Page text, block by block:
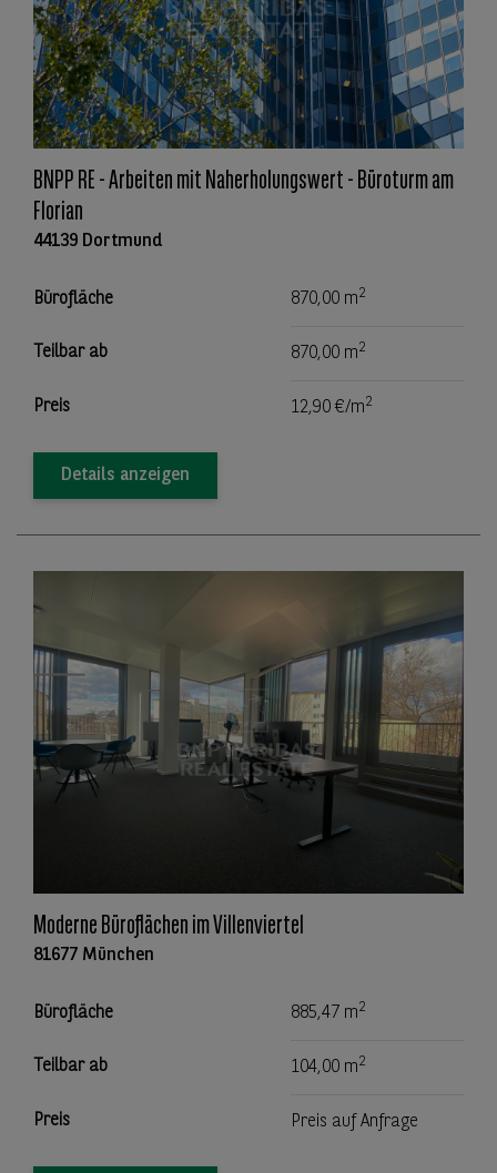
BNPP RE - Arbeiten mit Naherholungswert - Büroturm am
Florian
44139 Dortmund
Bürofläche 870,00 m2
Teilbar ab 870,00 m2
Preis 12,90 €/m2
Details anzeigen
Moderne Büroflächen im Villenviertel
81677 München
Bürofläche 885,47 m2
Teilbar ab 104,00 m2
Preis Preis auf Anfrage